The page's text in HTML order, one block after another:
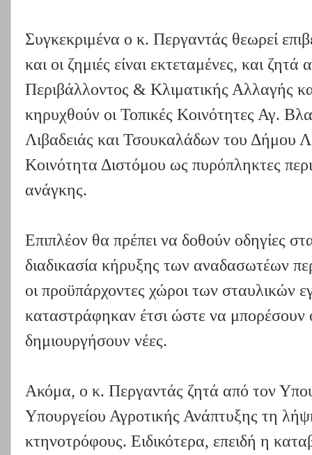
Συγκεκριμένα ο κ. Περγαντάς θεωρεί
και οι ζημιές είναι εκτεταμένες, και
Περιβάλλοντος & Κλιματικής Αλλαγής
κηρυχθούν οι Τοπικές Κοινότητες Αγ.
Λιβαδειάς και Τσουκαλάδων του Δήμου
Κοινότητα Διστόμου ως πυρόπληκτες
ανάγκης.
Επιπλέον θα πρέπει να δοθούν οδηγίες
διαδικασία κήρυξης των αναδασωτέων
οι προϋπάρχοντες χώροι των σταυλικών
καταστράφηκαν έτσι ώστε να μπορέσουν
δημιουργήσουν νέες.
Ακόμα, ο κ. Περγαντάς ζητά από τον
Υπουργείου Αγροτικής Ανάπτυξης τη
κτηνοτρόφους. Ειδικότερα, επειδή η